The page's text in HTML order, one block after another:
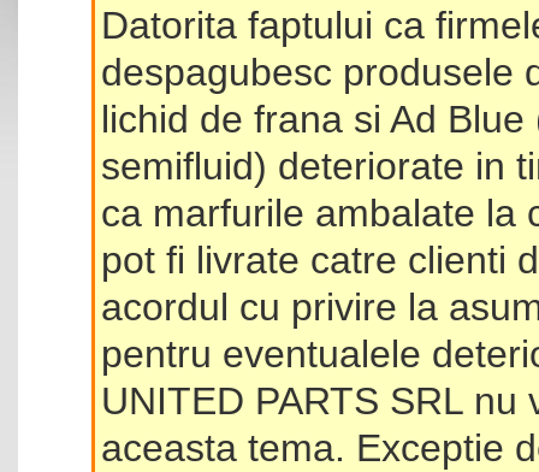
Datorita faptului ca
despagubesc produsele
lichid de frana si Ad
semifluid) deteriorate in
ca marfurile ambalate la
pot fi livrate catre clienti
acordul cu privire la
pentru eventualele
UNITED PARTS SRL
aceasta tema. Exceptie